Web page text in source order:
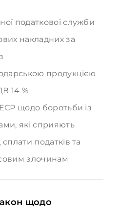
податкової служби
накладних за
продукцією
14 %
щодо боротьби із
які сприяють
податків та
злочинам
щодо